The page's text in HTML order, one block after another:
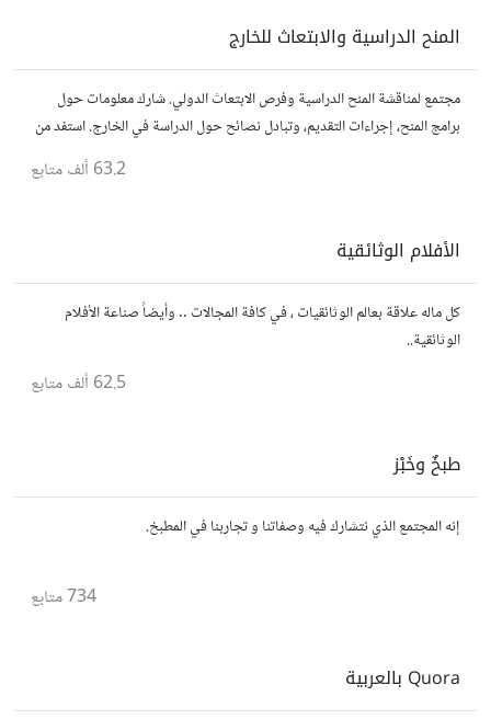
المنح الدراسية والابتعاث للخارج
مجتمع لمناقشة المنح الدراسية وفرص الابتعاث الدولي. شارك معلومات حول
برامج المنح، إجراءات التقديم، وتبادل نصائح حول الدراسة في الخارج. استفد من
63.2 ألف متابع
الأفلام الوثائقية
كل ماله علاقة بعالم الوثائقيات ، في كافة المجالات .. وأيضاً صناعة الأفلام
الوثائقية..
62.5 ألف متابع
طبخٌ وخَبْز
إنه المجتمع الذي نتشارك فيه وصفاتنا و تجاربنا في المطبخ.
734متابع
Quora بالعربية